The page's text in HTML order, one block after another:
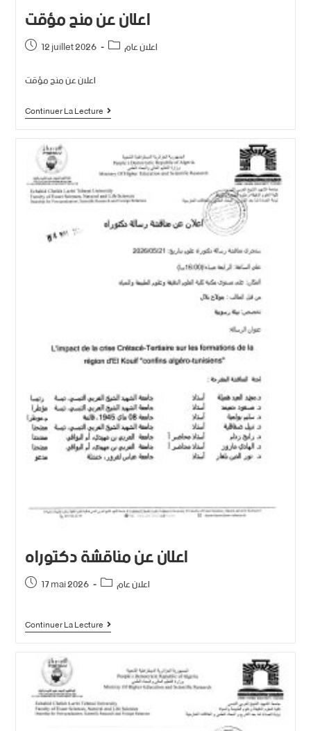
اعلان عن منح مؤقت
12 juillet 2026
اعلان عام
اعلان عن منح مؤقت
Continuer La Lecture
اعلان عن مناقشة دكتوراه
17 mai 2026 اعلان عام
Continuer La Lecture